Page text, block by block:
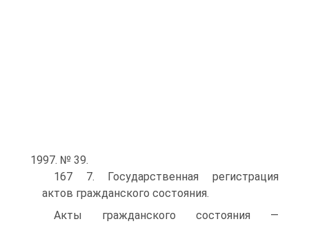
1997. № 39.
167 7. Государственная регистрация
актов гражданского состояния.
Акты гражданского состояния —